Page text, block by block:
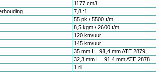
1177 cm3
7,8 :1
55 pk / 5500 t/m
8,5 kgm / 2600 t/m
120 km/uur
145 km/uur
35 mm L= 91,4 mm ATE 2879
32,3 mm L= 91,4 mm ATE 2878
1 ril